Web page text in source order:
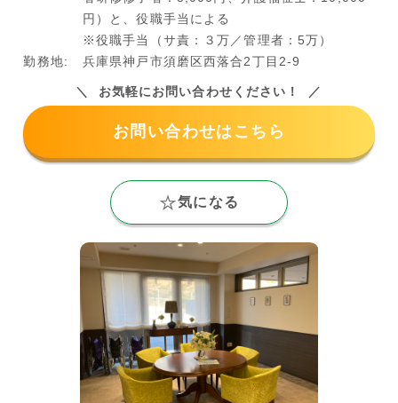
円）と、役職手当による
※役職手当（サ責：３万／管理者：5万）
勤務地:
兵庫県神戸市須磨区西落合2丁目2-9
お気軽にお問い合わせください！
お問い合わせはこちら
気になる